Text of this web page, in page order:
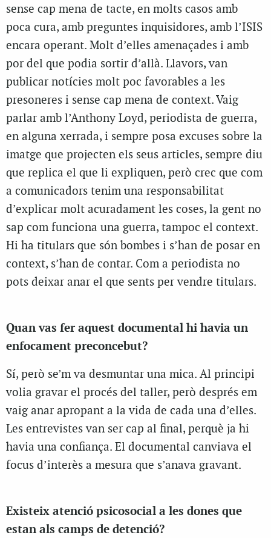
sense cap mena de tacte, en molts casos amb
poca cura, amb preguntes inquisidores, amb l’ISIS
encara operant. Molt d’elles amenaçades i amb
por del que podia sortir d’allà. Llavors, van
publicar notícies molt poc favorables a les
presoneres i sense cap mena de context. Vaig
parlar amb l’Anthony Loyd, periodista de guerra,
en alguna xerrada, i sempre posa excuses sobre la
imatge que projecten els seus articles, sempre diu
que replica el que li expliquen, però crec que com
a comunicadors tenim una responsabilitat
d’explicar molt acuradament les coses, la gent no
sap com funciona una guerra, tampoc el context.
Hi ha titulars que són bombes i s’han de posar en
context, s’han de contar. Com a periodista no
pots deixar anar el que sents per vendre titulars.
Quan vas fer aquest documental hi havia un
enfocament preconcebut?
Sí, però se’m va desmuntar una mica. Al principi
volia gravar el procés del taller, però després em
vaig anar apropant a la vida de cada una d’elles.
Les entrevistes van ser cap al final, perquè ja hi
havia una confiança. El documental canviava el
focus d’interès a mesura que s’anava gravant.
Existeix atenció psicosocial a les dones que
estan als camps de detenció?